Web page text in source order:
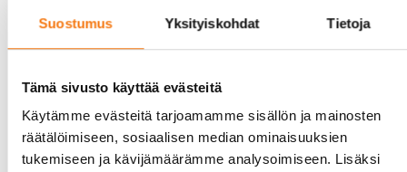
Suostumus Yksityiskohdat Tietoja
Tämä sivusto käyttää evästeitä
Käytämme evästeitä tarjoamamme sisällön ja mainosten
räätälöimiseen, sosiaalisen median ominaisuuksien
tukemiseen ja kävijämäärämme analysoimiseen. Lisäksi